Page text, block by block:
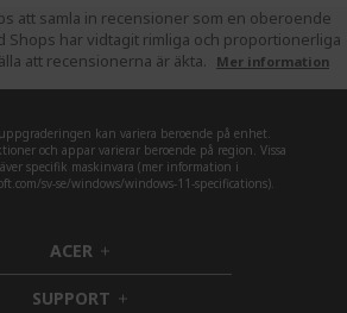
att samla in recensioner som en oberoende
Shops har vidtagit rimliga och proportionerliga
att recensionerna är äkta.
Mer information
kan variera beroende på enhet.
och appar varierar beroende på region. Vissa
specifik maskinvara (mer information i
sv-se/windows/windows-11-specifications).
ACER h
i
d
SUPPORT h